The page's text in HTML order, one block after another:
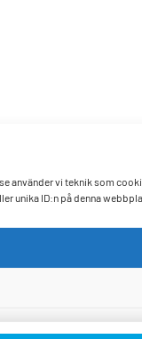
använder vi teknik som
unika ID:n på denna